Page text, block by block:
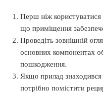
Перш ніж користуватися
що приміщення
Проведіть зовнішній
основних компонентах
пошкодження.
Якщо прилад знаходився
потрібно помістити